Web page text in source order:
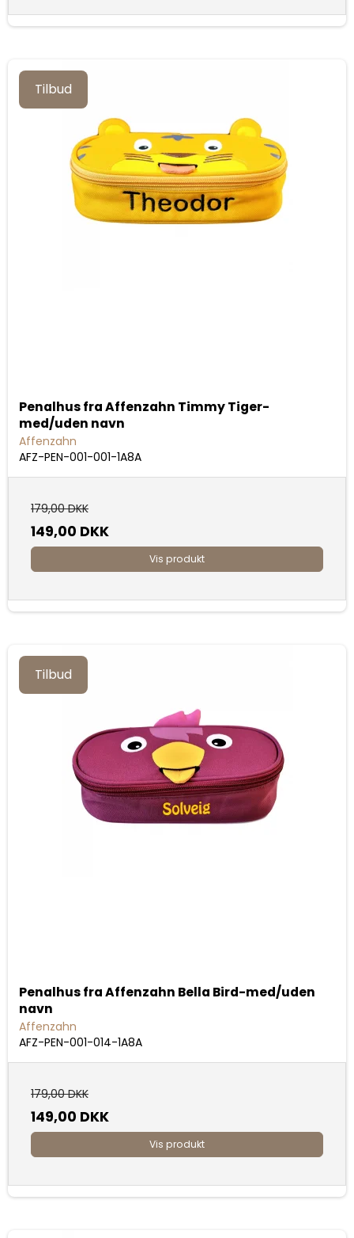
Tilbud
Penalhus fra Affenzahn Timmy Tiger-
med/uden navn
Affenzahn
AFZ-PEN-001-001-1A8A
179,00 DKK
149,00 DKK
Vis produkt
Tilbud
Penalhus fra Affenzahn Bella Bird-med/uden
navn
Affenzahn
AFZ-PEN-001-014-1A8A
179,00 DKK
149,00 DKK
Vis produkt